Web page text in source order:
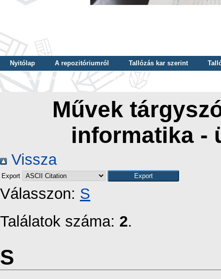
Nyitólap A repozitóriumról Tallózás kar szerint
Tallózás dátum szerint
Tallózás tudományterület szerint
Művek
informatika -
Vissza
Export
Válasszon: S
Találatok száma: 2.
S